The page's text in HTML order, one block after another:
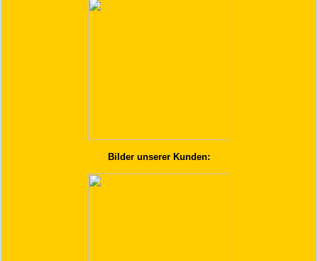
Bilder unserer Kunden: